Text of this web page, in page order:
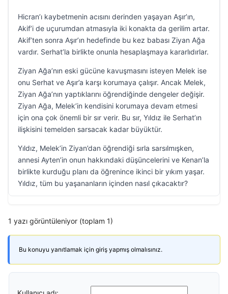
Hicran’ı kaybetmenin acısını derinden yaşayan Aşır’ın,
Akif’i de uçurumdan atmasıyla iki konakta da gerilim artar.
Akif’ten sonra Aşır’ın hedefinde bu kez babası Ziyan Ağa
vardır. Serhat’la birlikte onunla hesaplaşmaya kararlıdırlar.
Ziyan Ağa’nın eski gücüne kavuşmasını isteyen Melek ise
onu Serhat ve Aşır’a karşı korumaya çalışır. Ancak Melek,
Ziyan Ağa’nın yaptıklarını öğrendiğinde dengeler değişir.
Ziyan Ağa, Melek’in kendisini korumaya devam etmesi
için ona çok önemli bir sır verir. Bu sır, Yıldız ile Serhat’ın
ilişkisini temelden sarsacak kadar büyüktür.
Yıldız, Melek’in Ziyan’dan öğrendiği sırla sarsılmışken,
annesi Ayten’in onun hakkındaki düşüncelerini ve Kenan’la
birlikte kurduğu planı da öğrenince ikinci bir yıkım yaşar.
Yıldız, tüm bu yaşananların içinden nasıl çıkacaktır?
1 yazı görüntüleniyor (toplam 1)
Bu konuyu yanıtlamak için giriş yapmış olmalısınız.